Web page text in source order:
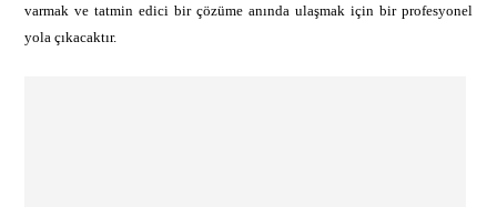
varmak ve tatmin edici bir çözüme anında ulaşmak için bir profesyonel
yola çıkacaktır.